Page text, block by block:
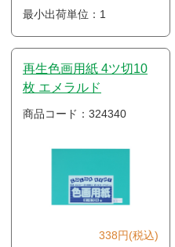
最小出荷単位：1
再生色画用紙 4ツ切10
枚 エメラルド
商品コード：324340
338円(税込)